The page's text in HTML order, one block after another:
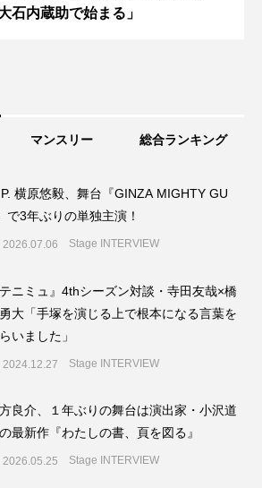
石内蔵助で始まる」
マンスリー 総合ランキング
横原悠毅、舞台『GINZA MIGHTY GU
で3年ぶりの単独主演！
2026.07.06 Stage INTERVIEW
テニミュ』4thシーズン対談・寺田友哉×橋
大「手塚を演じる上で根本になる言葉を
いました」
2024.12.27 Stage INTERVIEW
良介、１年ぶりの舞台は演出家・小沢道
最新作『わたしの書、頁を図る』
2026.05.25 Stage INTERVIEW